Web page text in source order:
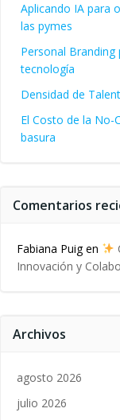
Aplicando IA para
las pymes
Personal Branding
tecnología
Densidad de
El Costo de la No-
basura
Comentarios
Fabiana Puigen
Innovación y
Archivos
agosto 2026
julio 2026